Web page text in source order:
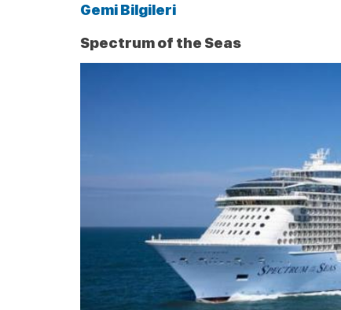
Gemi Bilgileri
Spectrum of the Seas